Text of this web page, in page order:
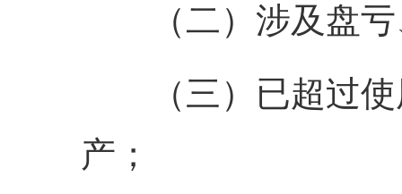
（二）涉及盘亏
（三）已超过使
产；